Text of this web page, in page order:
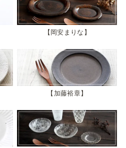
岡安まりな
加藤裕章